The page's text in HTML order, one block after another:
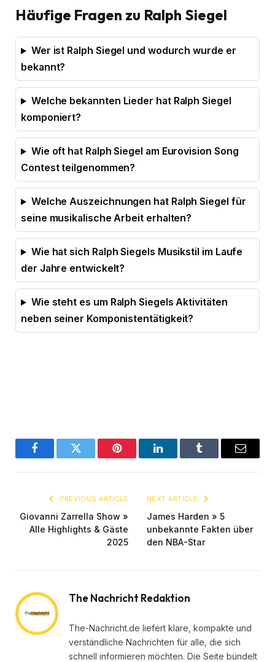
Häufige Fragen zu Ralph Siegel
Wer ist Ralph Siegel und wodurch wurde er
bekannt?
Welche bekannten Lieder hat Ralph Siegel
komponiert?
Wie oft hat Ralph Siegel am Eurovision Song
Contest teilgenommen?
Welche Auszeichnungen hat Ralph Siegel für
seine musikalische Arbeit erhalten?
Wie hat sich Ralph Siegels Musikstil im Laufe
der Jahre entwickelt?
Wie steht es um Ralph Siegels Aktivitäten
neben seiner Komponistentätigkeit?
FacebookTwitter Pinterest LinkedInTumblr Email
PREVIOUS ARTICLE
Giovanni Zarrella Show »
Alle Highlights & Gäste
2025
NEXT ARTICLE
James Harden » 5
unbekannte Fakten über
den NBA-Star
The Nachricht Redaktion
The-Nachricht.de liefert klare, kompakte und
verständliche Nachrichten für alle, die sich
schnell informieren möchten. Die Seite bündelt